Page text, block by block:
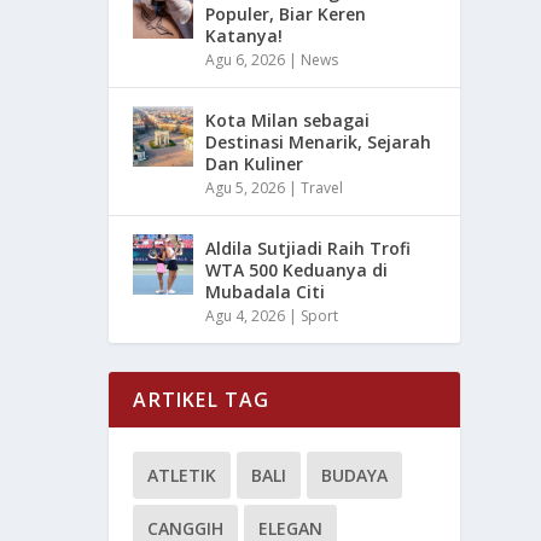
Populer, Biar Keren
Katanya!
Agu 6, 2026 | News
Kota Milan sebagai
Destinasi Menarik, Sejarah
Dan Kuliner
Agu 5, 2026 |Travel
Aldila Sutjiadi Raih Trofi
WTA 500 Keduanya di
Mubadala Citi
Agu 4, 2026 | Sport
ARTIKEL TAG
ATLETIK BALI BUDAYA
CANGGIH ELEGAN